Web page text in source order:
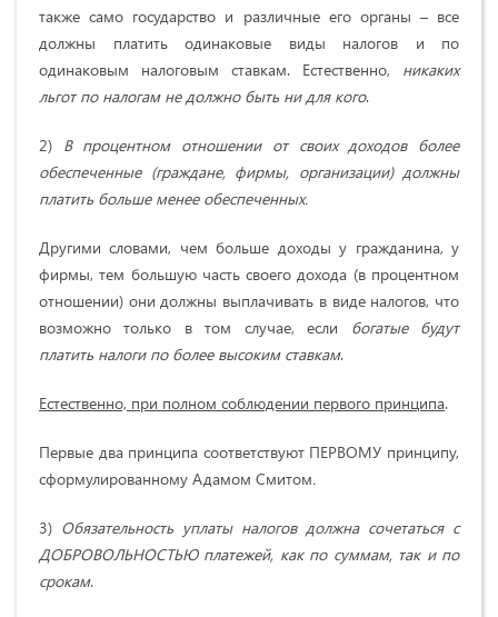
также само государство и различные его органы – все
должны платить одинаковые виды налогов и по
одинаковым налоговым ставкам. Естественно, никаких
льгот по налогам не должно быть ни для кого.
2) В процентном отношении от своих доходов более
обеспеченные (граждане, фирмы, организации) должны
платить больше менее обеспеченных.
Другими словами, чем больше доходы у гражданина, у
фирмы, тем большую часть своего дохода (в процентном
отношении) они должны выплачивать в виде налогов, что
возможно только в том случае, если богатые будут
платить налоги по более высоким ставкам.
Естественно, при полном соблюдении первого принципа.
Первые два принципа соответствуют ПЕРВОМУ принципу,
сформулированному Адамом Смитом.
3) Обязательность уплаты налогов должна сочетаться с
ДОБРОВОЛЬНОСТЬЮ платежей, как по суммам, так и по
срокам.